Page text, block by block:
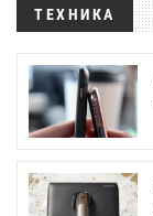
ТЕХНИКА